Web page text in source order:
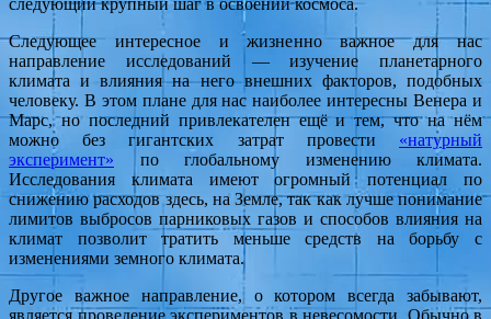
Следующее интересное и жизненно важное для нас
направление исследований — изучение планетарного
климата и влияния на него внешних факторов, подобных
человеку. В этом плане для нас наиболее интересны Венера и
Марс, но последний привлекателен ещё и тем, что на нём
можно без гигантских затрат провести «натурный
эксперимент» по глобальному изменению климата.
Исследования климата имеют огромный потенциал по
снижению расходов здесь, на Земле, так как лучше понимание
лимитов выбросов парниковых газов и способов влияния на
климат позволит тратить меньше средств на борьбу с
изменениями земного климата.
Другое важное направление, о котором всегда забывают,
является проведение экспериментов в невесомости. Обычно в